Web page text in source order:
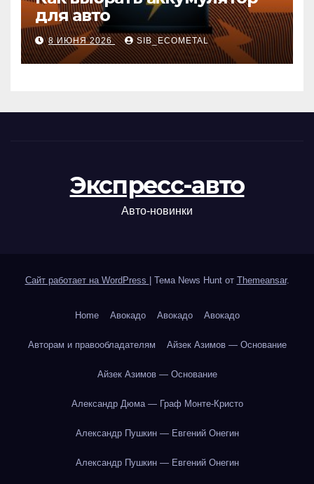
для авто
8 ИЮНЯ 2026 SIB_ECOMETAL
Экспресс-авто
Авто-новинки
Сайт работает на WordPress Тема News Hunt от Themeansar.
Home Авокадо Авокадо Авокадо
Авторам и правообладателям Айзек Азимов — Основание
Айзек Азимов — Основание
Александр Дюма — Граф Монте-Кристо
Александр Пушкин — Евгений Онегин
Александр Пушкин — Евгений Онегин